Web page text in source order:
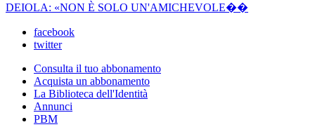
DEIOLA: «NON È SOLO UN'AMICHEVOLE��
facebook
twitter
Consulta il tuo abbonamento
Acquista un abbonamento
La Biblioteca dell'Identità
Annunci
PBM